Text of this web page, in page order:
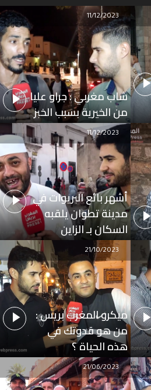
شاب مغربي : جراو عليا
من الخيرية بسبب الخبز
11/12/2023
أشهر بائع البريوات في
مدينة تطوان يلقبه
السكان بـ الزاين
11/12/2023
ميكرو المغرب بريس :
من هو قدوتك في
هذه الحياة ؟
21/10/2023
21/06/2023